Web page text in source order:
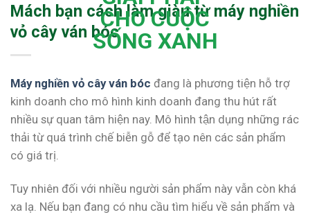
Mách bạn cách làm giàu từ máy nghiền
vỏ cây ván bóc
Máy nghiền vỏ cây ván bóc đang là phương tiện hỗ trợ
kinh doanh cho mô hình kinh doanh đang thu hút rất
nhiều sự quan tâm hiện nay. Mô hình tận dụng những rác
thải từ quá trình chế biễn gỗ để tạo nên các sản phẩm
có giá trị.
Tuy nhiên đối với nhiều người sản phẩm này vẫn còn khá
xa lạ. Nếu bạn đang có nhu cầu tìm hiểu về sản phẩm và